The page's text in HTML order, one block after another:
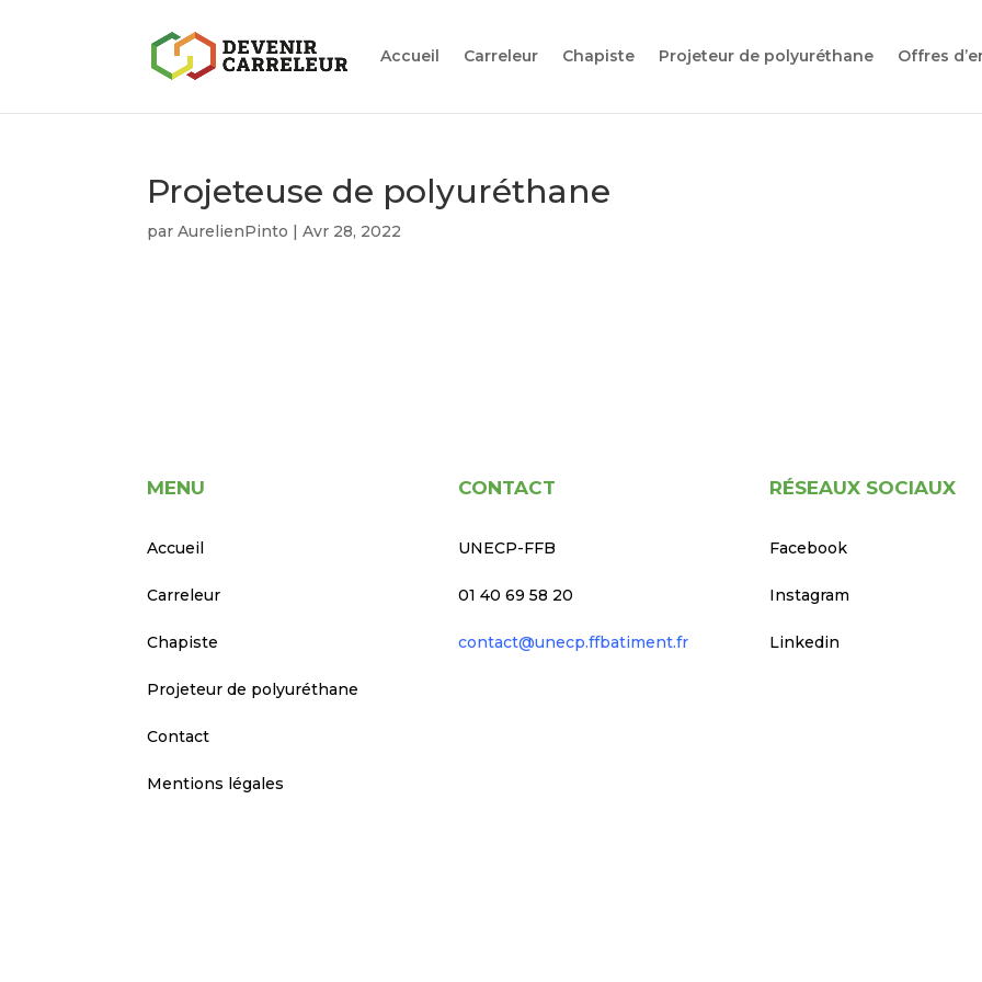
Accueil Carreleur Chapiste Projeteur de polyuréthane Offres
Projeteuse de polyuréthane
parAurelienPinto |Avr 28, 2022
MENU
Accueil
Carreleur
Chapiste
Projeteur de polyuréthane
Contact
Mentions légales
CONTACT
UNECP-FFB
01 40 69 58 20
contact@unecp.ffbatiment.fr
RÉSEAUX SOCIAUX
Facebook
Instagram
Linkedin